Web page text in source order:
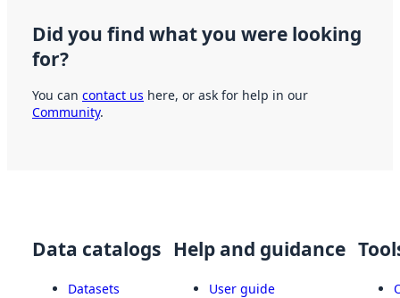
Did you find what you were looking
for?
You can contact us here, or ask for help in our
Community.
Data catalogs
Datasets
Help and guidance
User guide